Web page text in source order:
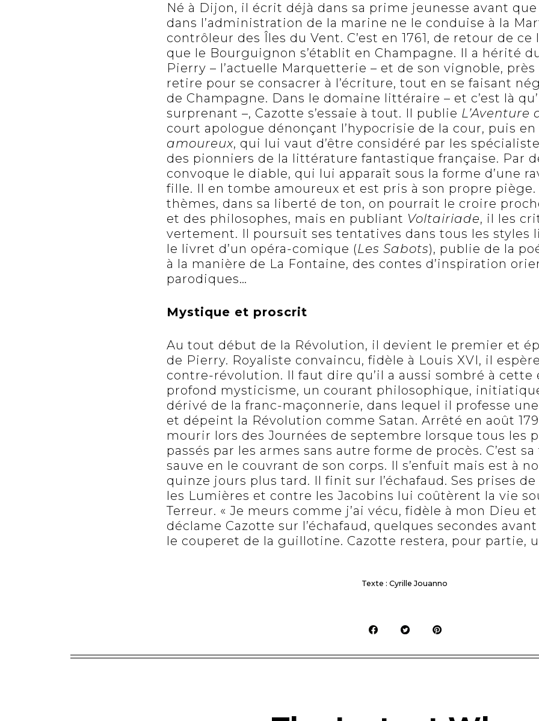
Né à Dijon, il écrit déjà dans sa prime jeunesse avant
dans l’administration de la marine ne le conduise à la
contrôleur des Îles du Vent. C’est en 1761, de retour de
que le Bourguignon s’établit en Champagne. Il a hérité
Pierry – l’actuelle Marquetterie – et de son vignoble, près
retire pour se consacrer à l’écriture, tout en se faisant
de Champagne. Dans le domaine littéraire – et c’est là
surprenant –, Cazotte s’essaie à tout. Il publie L’Aventure
court apologue dénonçant l’hypocrisie de la cour, puis en
amoureux, qui lui vaut d’être considéré par les
des pionniers de la littérature fantastique française. Par
convoque le diable, qui lui apparaît sous la forme d’une
fille. Il en tombe amoureux et est pris à son propre piège.
thèmes, dans sa liberté de ton, on pourrait le croire
et des philosophes, mais en publiant Voltairiade, il les
vertement. Il poursuit ses tentatives dans tous les styles
le livret d’un opéra-comique (Les Sabots), publie de la
à la manière de La Fontaine, des contes d’inspiration
parodiques…
Mystique et proscrit
Au tout début de la Révolution, il devient le premier et
de Pierry. Royaliste convaincu, fidèle à Louis XVI, il
contre-révolution. Il faut dire qu’il a aussi sombré à cette
profond mysticisme, un courant philosophique,
dérivé de la franc-maçonnerie, dans lequel il professe
et dépeint la Révolution comme Satan. Arrêté en août
mourir lors des Journées de septembre lorsque tous les
passés par les armes sans autre forme de procès. C’est
sauve en le couvrant de son corps. Il s’enfuit mais est à
quinze jours plus tard. Il finit sur l’échafaud. Ses prises
les Lumières et contre les Jacobins lui coûtèrent la vie
Terreur. « Je meurs comme j’ai vécu, fidèle à mon Dieu et
déclame Cazotte sur l’échafaud, quelques secondes
le couperet de la guillotine. Cazotte restera, pour partie,
Texte : Cyrille Jouanno